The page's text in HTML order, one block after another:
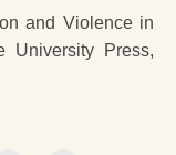
and Violence in
University Press,